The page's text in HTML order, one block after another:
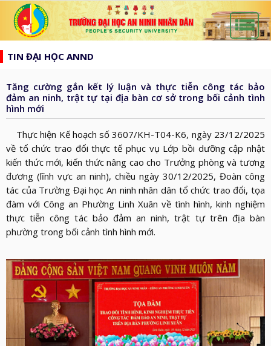
list
search
CHỦ
GIỚI
THIỆU
HƯỚNG
TỚI
BẦU
CỬ
QH
VÀ
HĐND
TẠP
CHÍ
AN
NINH
NHÂN
DÂN
TIN
TỨC
ĐÀO
TẠO
NGHIÊN
CỨU
HỌC
XÂY
LỰC
LƯỢNG
THƯ
VIỆN
ẢNH
THƯ
VIỆN
LIÊN
HỆ
TIN ĐẠI HỌC ANND
Tăng cường gắn kết lý luận và thực tiễn công tác bảo
đảm an ninh, trật tự tại địa bàn cơ sở trong bối cảnh tình
hình mới
Thực hiện Kế hoạch số 3607/KH-T04-K6, ngày 23/12/2025
về tổ chức trao đổi thực tế phục vụ Lớp bồi dưỡng cập nhật
kiến thức mới, kiến thức nâng cao cho Trưởng phòng và tương
đương (lĩnh vực an ninh), chiều ngày 30/12/2025, Đoàn công
tác của Trường Đại học An ninh nhân dân tổ chức trao đổi, tọa
đàm với Công an Phường Linh Xuân về tình hình, kinh nghiệm
thực tiễn công tác bảo đảm an ninh, trật tự trên địa bàn
phường trong bối cảnh tình hình mới.